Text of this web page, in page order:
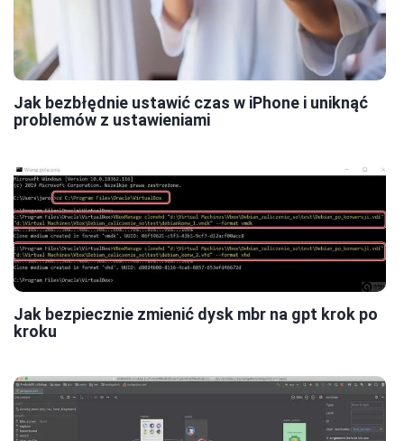
Jak bezbłędnie ustawić czas w iPhone i uniknąć
problemów z ustawieniami
Jak bezpiecznie zmienić dysk mbr na gpt krok po
kroku